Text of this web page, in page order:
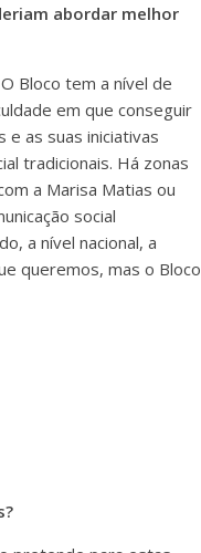
abordar melhor
Bloco tem a nível de
em que conseguir
as suas iniciativas
tradicionais. Há zonas
a Marisa Matias ou
social
a nível nacional, a
queremos, mas o Bloco